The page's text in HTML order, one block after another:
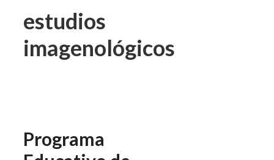
estudios
imagenológicos
Programa